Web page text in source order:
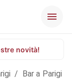
novità!
/ Bar a Parigi